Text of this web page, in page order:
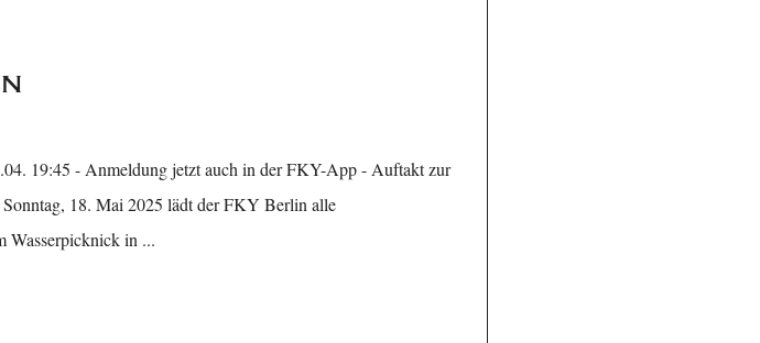
19:45 - Anmeldung jetzt auch in der FKY-App - Auftakt zur
18. Mai 2025 lädt der FKY Berlin alle
Wasserpicknick in ...